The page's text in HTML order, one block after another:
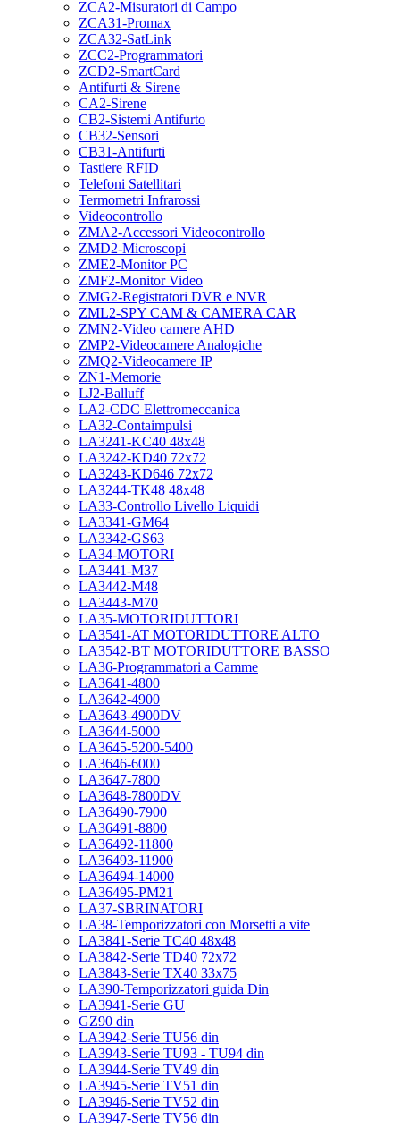
ZCA2-Misuratori di Campo
ZCA31-Promax
ZCA32-SatLink
ZCC2-Programmatori
ZCD2-SmartCard
Antifurti & Sirene
CA2-Sirene
CB2-Sistemi Antifurto
CB32-Sensori
CB31-Antifurti
Tastiere RFID
Telefoni Satellitari
Termometri Infrarossi
Videocontrollo
ZMA2-Accessori Videocontrollo
ZMD2-Microscopi
ZME2-Monitor PC
ZMF2-Monitor Video
ZMG2-Registratori DVR e NVR
ZML2-SPY CAM & CAMERA CAR
ZMN2-Video camere AHD
ZMP2-Videocamere Analogiche
ZMQ2-Videocamere IP
ZN1-Memorie
LJ2-Balluff
LA2-CDC Elettromeccanica
LA32-Contaimpulsi
LA3241-KC40 48x48
LA3242-KD40 72x72
LA3243-KD646 72x72
LA3244-TK48 48x48
LA33-Controllo Livello Liquidi
LA3341-GM64
LA3342-GS63
LA34-MOTORI
LA3441-M37
LA3442-M48
LA3443-M70
LA35-MOTORIDUTTORI
LA3541-AT MOTORIDUTTORE ALTO
LA3542-BT MOTORIDUTTORE BASSO
LA36-Programmatori a Camme
LA3641-4800
LA3642-4900
LA3643-4900DV
LA3644-5000
LA3645-5200-5400
LA3646-6000
LA3647-7800
LA3648-7800DV
LA36490-7900
LA36491-8800
LA36492-11800
LA36493-11900
LA36494-14000
LA36495-PM21
LA37-SBRINATORI
LA38-Temporizzatori con Morsetti a vite
LA3841-Serie TC40 48x48
LA3842-Serie TD40 72x72
LA3843-Serie TX40 33x75
LA390-Temporizzatori guida Din
LA3941-Serie GU
GZ90 din
LA3942-Serie TU56 din
LA3943-Serie TU93 - TU94 din
LA3944-Serie TV49 din
LA3945-Serie TV51 din
LA3946-Serie TV52 din
LA3947-Serie TV56 din